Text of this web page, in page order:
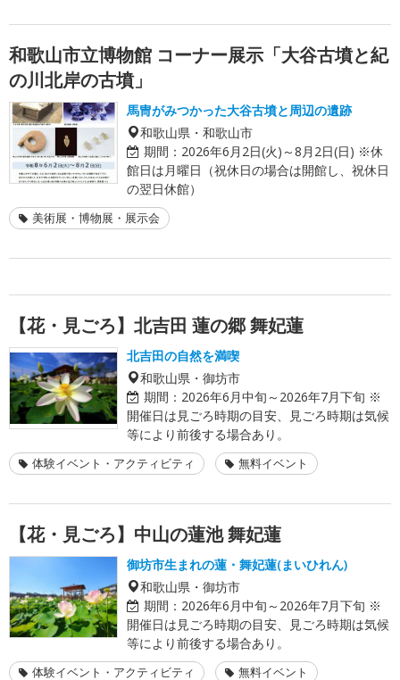
和歌山市立博物館 コーナー展示「大谷古墳と紀
の川北岸の古墳」
馬冑がみつかった大谷古墳と周辺の遺跡
和歌山県・和歌山市
期間： 2026年6月2日(火)～8月2日(日) ※休
館日は月曜日（祝休日の場合は開館し、祝休日
の翌日休館）
美術展・博物展・展示会
【花・見ごろ】北吉田 蓮の郷 舞妃蓮
北吉田の自然を満喫
和歌山県・御坊市
期間： 2026年6月中旬～2026年7月下旬 ※
開催日は見ごろ時期の目安、見ごろ時期は気候
等により前後する場合あり。
体験イベント・アクティビティ 無料イベント
【花・見ごろ】中山の蓮池 舞妃蓮
御坊市生まれの蓮・舞妃蓮(まいひれん)
和歌山県・御坊市
期間： 2026年6月中旬～2026年7月下旬 ※
開催日は見ごろ時期の目安、見ごろ時期は気候
等により前後する場合あり。
体験イベント・アクティビティ 無料イベント